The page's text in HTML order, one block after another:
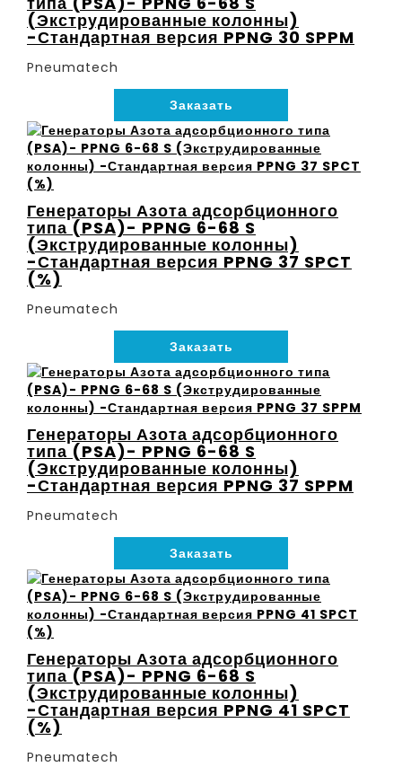
(Экструдированные колонны)
-Стандартная версия PPNG 30 SPPM
Pneumatech
Заказать
Генераторы Азота адсорбционного
типа (PSA)- PPNG 6-68 S
(Экструдированные колонны)
-Стандартная версия PPNG 37 SPCT
(%)
Pneumatech
Заказать
Генераторы Азота адсорбционного
типа (PSA)- PPNG 6-68 S
(Экструдированные колонны)
-Стандартная версия PPNG 37 SPPM
Pneumatech
Заказать
Генераторы Азота адсорбционного
типа (PSA)- PPNG 6-68 S
(Экструдированные колонны)
-Стандартная версия PPNG 41 SPCT
(%)
Pneumatech